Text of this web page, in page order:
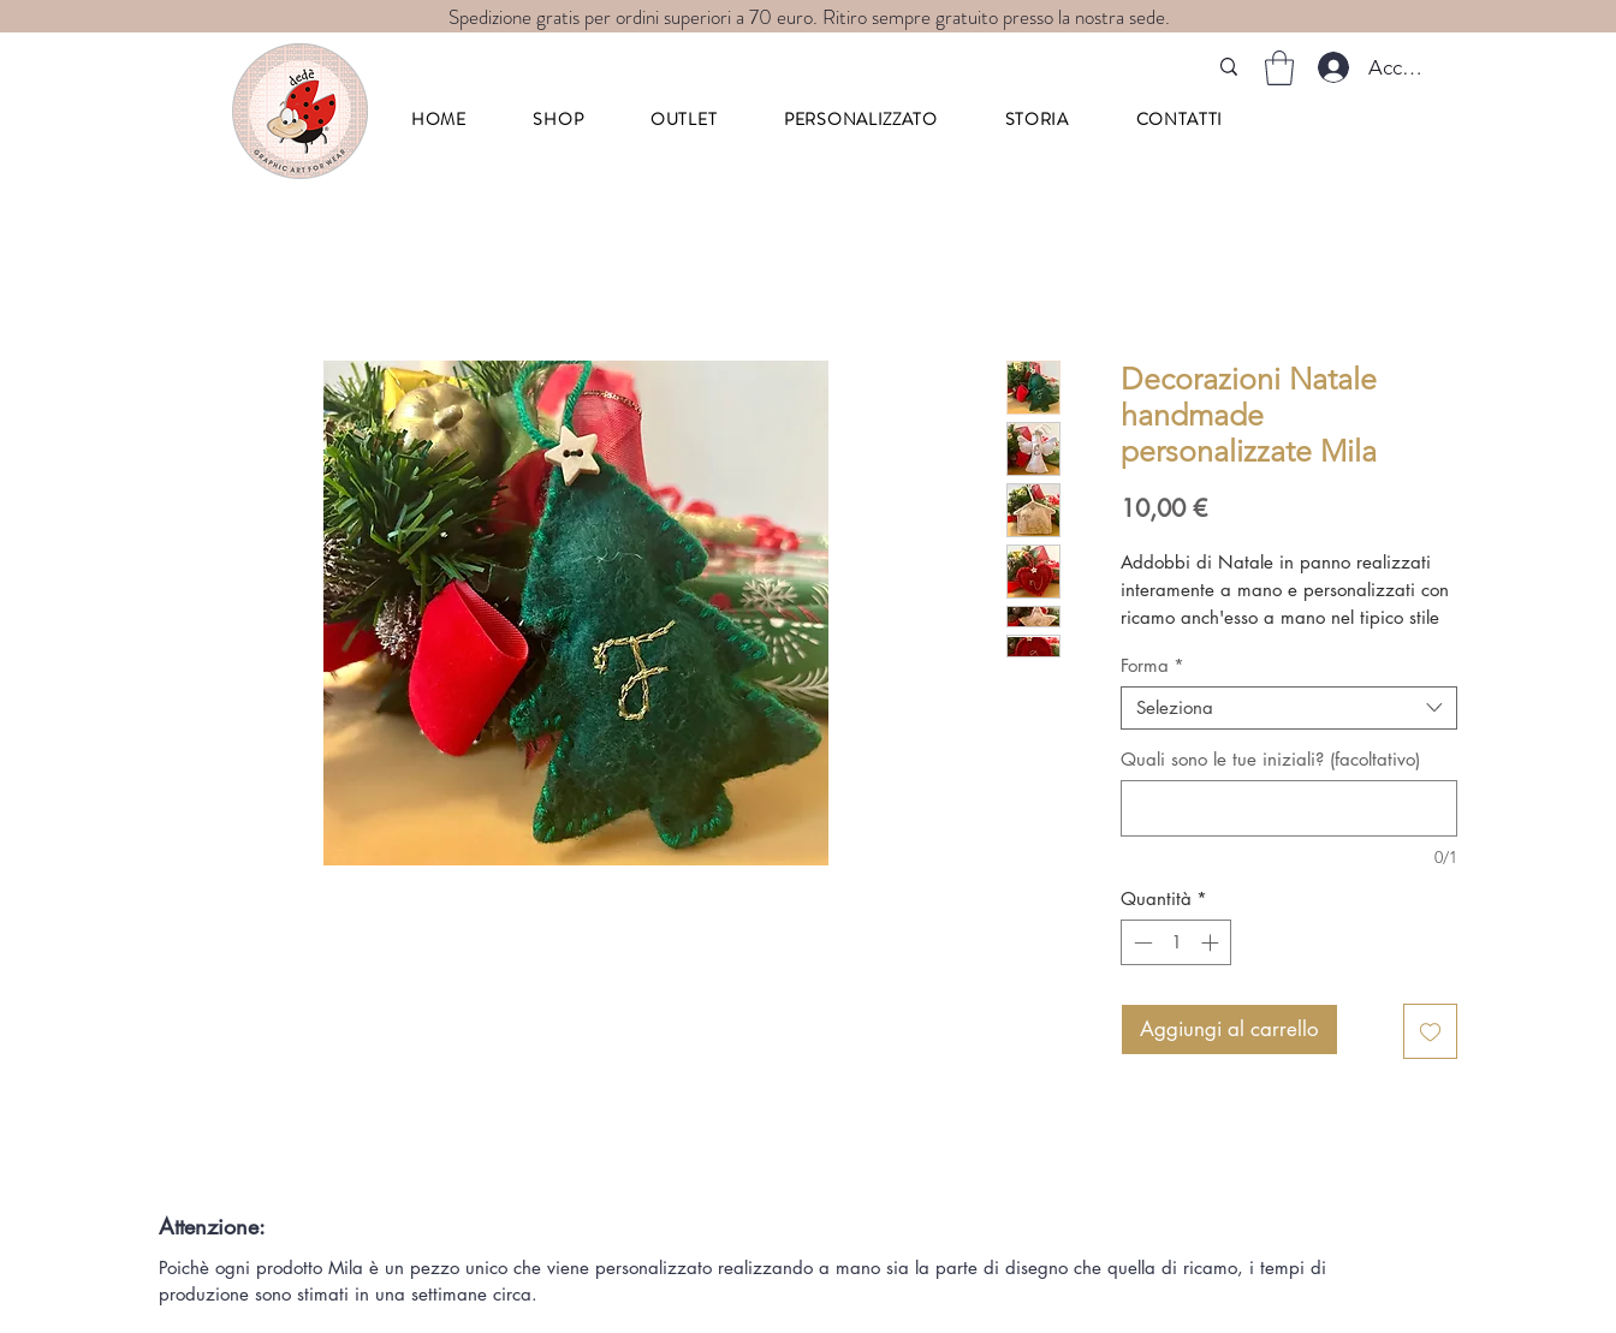
Spedizione gratis per ordini superiori a 70 euro. Ritiro sempre gratuito presso la nostra sede.
HOME SHOP OUTLET PERSONALIZZATO STORIA CONTATTI
Accedi
Decorazioni Natale
handmade
personalizzate Mila
10,00 €Prezzo
Addobbi di Natale in panno realizzati
interamente a mano e personalizzati con
ricamo anch'esso a mano nel tipico stile
Forma *
Seleziona
Quali sono le tue iniziali? (facoltativo)
0/1
Quantità *
Aggiungi al carrello
Attenzione:
Poichè ogni prodotto Mila è un pezzo unico che viene personalizzato realizzando a mano sia la parte di disegno che quella di ricamo, i tempi di
produzione sono stimati in una settimane circa.